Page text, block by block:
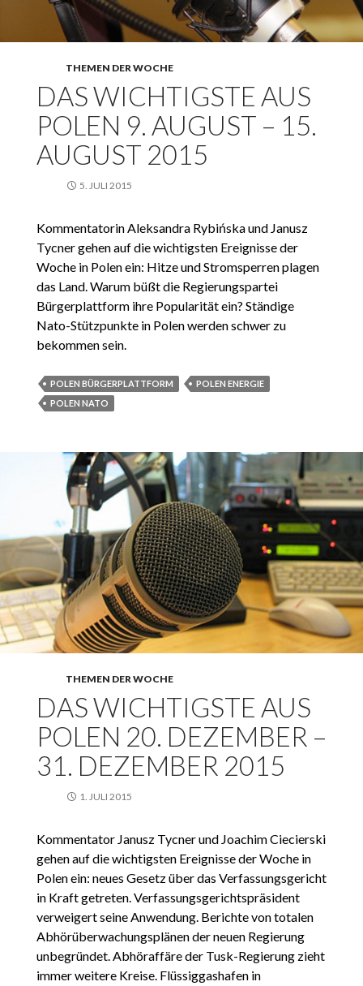
THEMEN DER WOCHE
DAS WICHTIGSTE AUS
POLEN 9. AUGUST – 15.
AUGUST 2015
5. JULI 2015
Kommentatorin Aleksandra Rybińska und Janusz
Tycner gehen auf die wichtigsten Ereignisse der
Woche in Polen ein: Hitze und Stromsperren plagen
das Land. Warum büßt die Regierungspartei
Bürgerplattform ihre Popularität ein? Ständige
Nato-Stützpunkte in Polen werden schwer zu
bekommen sein.
POLEN BÜRGERPLATTFORM
POLEN ENERGIE
POLEN NATO
THEMEN DER WOCHE
DAS WICHTIGSTE AUS
POLEN 20. DEZEMBER –
31. DEZEMBER 2015
1. JULI 2015
Kommentator Janusz Tycner und Joachim Ciecierski
gehen auf die wichtigsten Ereignisse der Woche in
Polen ein: neues Gesetz über das Verfassungsgericht
in Kraft getreten. Verfassungsgerichtspräsident
verweigert seine Anwendung. Berichte von totalen
Abhörüberwachungsplänen der neuen Regierung
unbegründet. Abhöraffäre der Tusk-Regierung zieht
immer weitere Kreise. Flüssiggashafen in